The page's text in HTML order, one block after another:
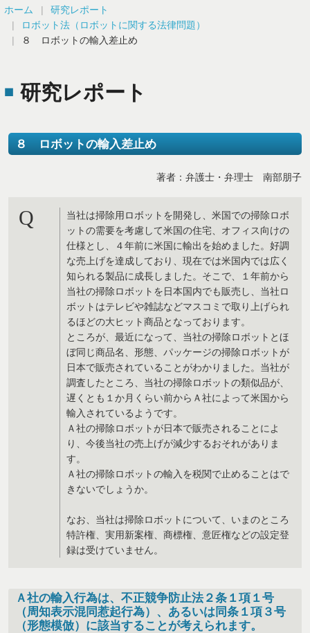
ホーム
当事務所について
弁護士紹介
顧問弁護士のご案内
研究レポート
ホーム
研究レポート
ロボット法（ロボットに関する法律問題）
８ ロボットの輸入差止め
研究レポート
８ ロボットの輸入差止め
著者：弁護士・弁理士 南部朋子
Q
当社は掃除用ロボットを開発し、米国での掃除ロボ
ットの需要を考慮して米国の住宅、オフィス向けの
仕様とし、４年前に米国に輸出を始めました。好調
な売上げを達成しており、現在では米国内では広く
知られる製品に成長しました。そこで、１年前から
当社の掃除ロボットを日本国内でも販売し、当社ロ
ボットはテレビや雑誌などマスコミで取り上げられ
るほどの大ヒット商品となっております。
ところが、最近になって、当社の掃除ロボットとほ
ぼ同じ商品名、形態、パッケージの掃除ロボットが
日本で販売されていることがわかりました。当社が
調査したところ、当社の掃除ロボットの類似品が、
遅くとも１か月くらい前からＡ社によって米国から
輸入されているようです。
Ａ社の掃除ロボットが日本で販売されることによ
り、今後当社の売上げが減少するおそれがありま
す。
Ａ社の掃除ロボットの輸入を税関で止めることはで
きないでしょうか。
なお、当社は掃除ロボットについて、いまのところ
特許権、実用新案権、商標権、意匠権などの設定登
録は受けていません。
Ａ社の輸入行為は、不正競争防止法２条１項１号
（周知表示混同惹起行為）、あるいは同条１項３号
（形態模倣）に該当することが考えられます。